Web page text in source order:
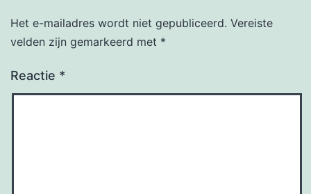
Het e-mailadres wordt niet gepubliceerd. Vereiste
velden zijn gemarkeerd met *
Reactie *